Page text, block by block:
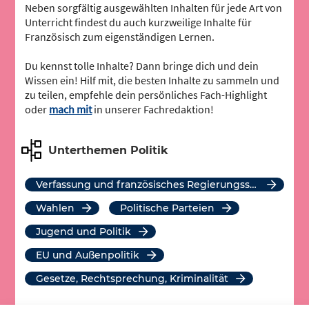
Neben sorgfältig ausgewählten Inhalten für jede Art von
Unterricht findest du auch kurzweilige Inhalte für
Französisch zum eigenständigen Lernen.
Du kennst tolle Inhalte? Dann bringe dich und dein
Wissen ein! Hilf mit, die besten Inhalte zu sammeln und
zu teilen, empfehle dein persönliches Fach-Highlight
oder mach mitin unserer Fachredaktion!
Unterthemen Politik
Verfassung und französisches Regierungssystem
Wahlen
Politische Parteien
Jugend und Politik
EU und Außenpolitik
Gesetze, Rechtsprechung, Kriminalität